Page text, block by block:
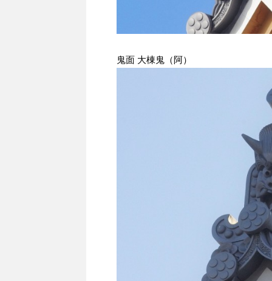
鬼面 大棟鬼（阿）